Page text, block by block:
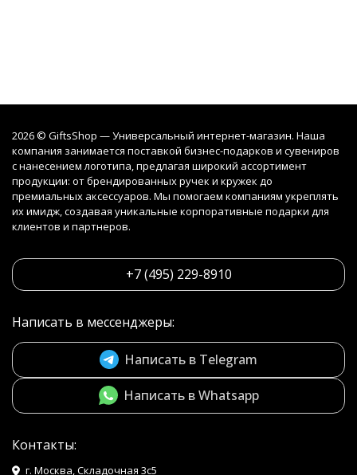
2026 © GiftsShop — Универсальный интернет-магазин. Наша
компания занимается поставкой бизнес-подарков и сувениров
с нанесением логотипа, предлагая широкий ассортимент
продукции: от брендированных ручек и кружек до
премиальных аксессуаров. Мы помогаем компаниям укреплять
их имидж, создавая уникальные корпоративные подарки для
клиентов и партнеров.
+7 (495) 229-8910
Написать в мессенджеры:
Написать в Telegram
Написать в Whatsapp
Контакты:
г. Москва, Складочная 3с5